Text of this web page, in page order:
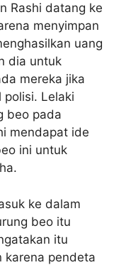
Rashi datang ke
menyimpan
uang
dia untuk
mereka jika
polisi. Lelaki
beo pada
mendapat ide
ini untuk
ke dalam
beo itu
itu
karena pendeta